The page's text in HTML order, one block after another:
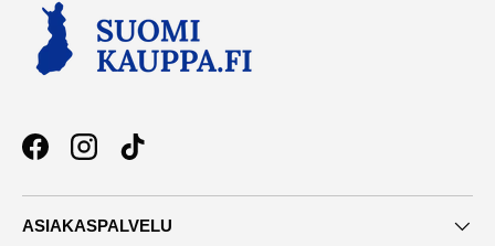
FacebookInstagramTikTok
ASIAKASPALVELU